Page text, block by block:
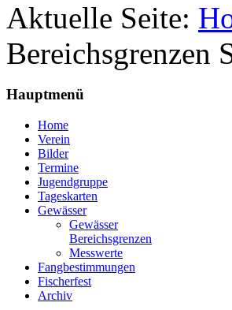
Aktuelle Seite:
Bereichsgrenzen
Hauptmenü
Home
Verein
Bilder
Termine
Jugendgruppe
Tageskarten
Gewässer
Gewässer
Bereichsgrenzen
Messwerte
Fangbestimmungen
Fischerfest
Archiv